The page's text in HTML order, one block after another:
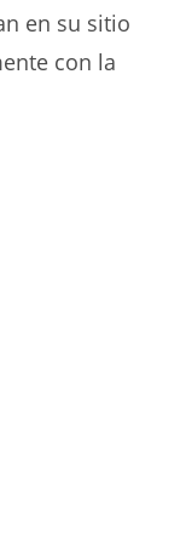
en su sitio
con la